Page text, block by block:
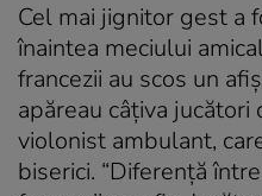
Cel mai jignitor gest a
înaintea meciului
francezii au scos un
apăreau câţiva jucători
violonist ambulant,
biserici. “Diferenţă